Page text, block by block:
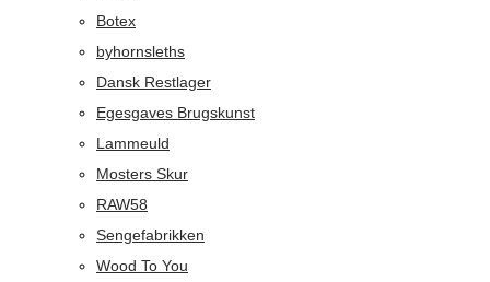
Botex
byhornsleths
Dansk Restlager
Egesgaves Brugskunst
Lammeuld
Mosters Skur
RAW58
Sengefabrikken
Wood To You